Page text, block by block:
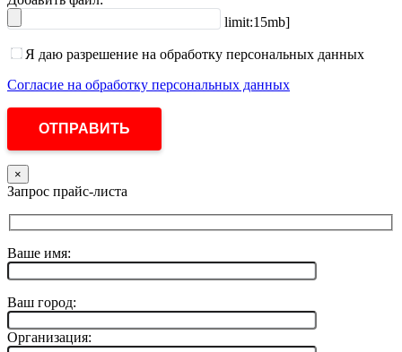
limit:15mb]
Я даю разрешение на обработку персональных данных
Согласие на обработку персональных данных
×
Запрос прайс-листа
Ваше имя:
Ваш город:
Организация: